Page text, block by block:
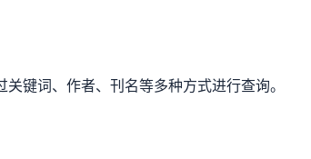
键词、作者、刊名等多种方式进行查询。